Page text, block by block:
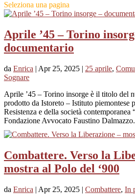
Seleziona una pagina
Aprile ’45 – Torino
documentario
da Enrica | Apr 25, 2025 | 25 aprile,
Sognare
Aprile ’45 – Torino insorge è il titolo del
prodotto da Istoreto – Istituto piemontese
Resistenza e della società
Fondazione Avvocato Faustino
Combattere. Verso la
mostra al Polo del ‘900
da Enrica | Apr 25, 2025 | Combattere, In